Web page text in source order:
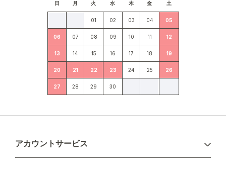
日 月 火 水 木 金 土
01 02 03 04 05
06 07 08 09 10 11 12
13 14 15 16 17 18 19
20 21 22 23 24 25 26
27 28 29 30
アカウントサービス